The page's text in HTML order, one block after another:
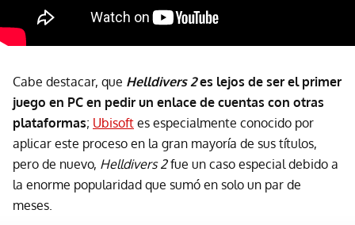
Cabe destacar, que Helldivers 2es lejos de ser el primer
juego en PC en pedir un enlace de cuentas con otras
plataformas; Ubisoft es especialmente conocido por
aplicar este proceso en la gran mayoría de sus títulos,
pero de nuevo, Helldivers 2fue un caso especial debido a
la enorme popularidad que sumó en solo un par de
meses.